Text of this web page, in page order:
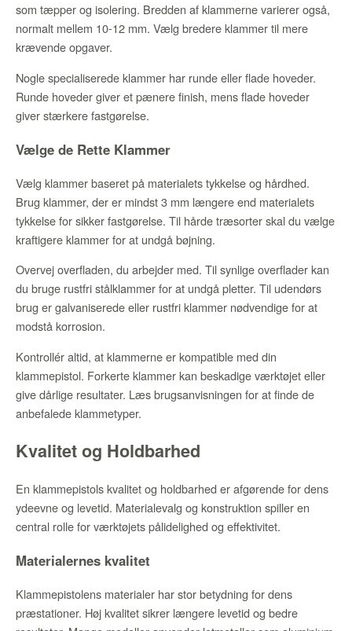
som tæpper og isolering. Bredden af klammerne varierer også,
normalt mellem 10-12 mm. Vælg bredere klammer til mere
krævende opgaver.
Nogle specialiserede klammer har runde eller flade hoveder.
Runde hoveder giver et pænere finish, mens flade hoveder
giver stærkere fastgørelse.
Vælge de Rette Klammer
Vælg klammer baseret på materialets tykkelse og hårdhed.
Brug klammer, der er mindst 3 mm længere end materialets
tykkelse for sikker fastgørelse. Til hårde træsorter skal du vælge
kraftigere klammer for at undgå bøjning.
Overvej overfladen, du arbejder med. Til synlige overflader kan
du bruge rustfri stålklammer for at undgå pletter. Til udendørs
brug er galvaniserede eller rustfri klammer nødvendige for at
modstå korrosion.
Kontrollér altid, at klammerne er kompatible med din
klammepistol. Forkerte klammer kan beskadige værktøjet eller
give dårlige resultater. Læs brugsanvisningen for at finde de
anbefalede klammetyper.
Kvalitet og Holdbarhed
En klammepistols kvalitet og holdbarhed er afgørende for dens
ydeevne og levetid. Materialevalg og konstruktion spiller en
central rolle for værktøjets pålidelighed og effektivitet.
Materialernes kvalitet
Klammepistolens materialer har stor betydning for dens
præstationer. Høj kvalitet sikrer længere levetid og bedre